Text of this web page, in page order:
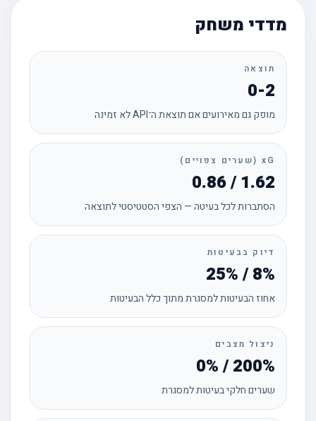
מדדי משחק
תוצאה
0-2
מופק גם מאירועים אם תוצאת ה־API לא זמינה
xG (שערים צפויים)
0.86 / 1.62
הסתברות לכל בעיטה — הצפי הסטטיסטי לתוצאה
דיוק בבעיטות
25% / 8%
אחוז הבעיטות למסגרת מתוך כלל הבעיטות
ניצול מצבים
0% / 200%
שערים חלקי בעיטות למסגרת